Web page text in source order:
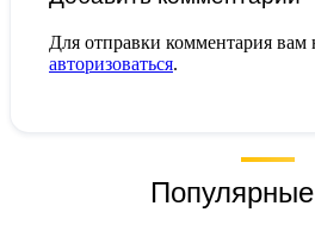
Для отправки комментария вам
авторизоваться.